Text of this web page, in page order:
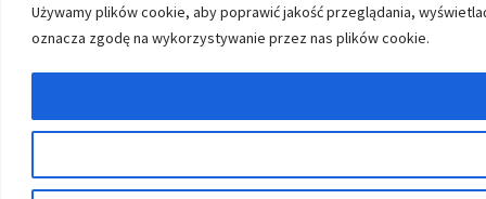
Używamy plików cookie, aby poprawić jakość przeglądania,
oznacza zgodę na wykorzystywanie przez nas plików cookie.